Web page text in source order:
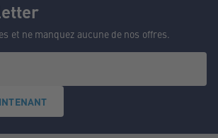
et ne manquez aucune de nos offres.